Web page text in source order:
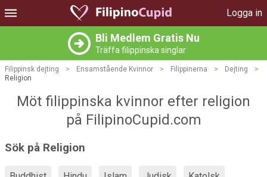
Logga in
Bli Medlem Gratis Nu
Träffa filippinska singlar
Filippinsk dejting > Ensamstående Kvinnor > Filippinerna > Dejting
>
Religion
Möt filippinska kvinnor efter religion
på FilipinoCupid.com
Sök på Religion